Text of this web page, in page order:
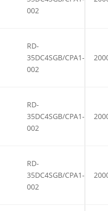
002
RD-
35DC4SGB/CPA1-
002
RD-
35DC4SGB/CPA1-
002
RD-
35DC4SGB/CPA1-
002